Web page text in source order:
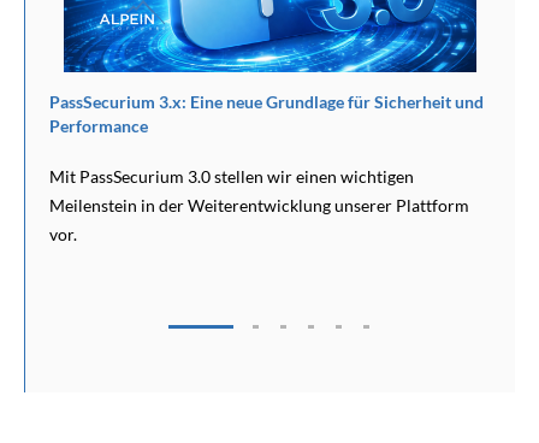
Grundlage für Sicherheit und
wir einen wichtigen
unserer Plattform
Cybersecurity-Kickstart-Guide für
Ein neues Unternehmen zu
Entscheidungen zu treffen: